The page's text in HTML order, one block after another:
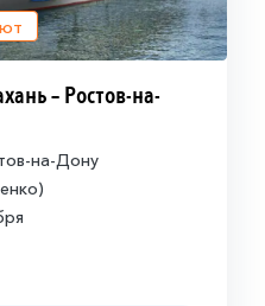
– Ростов-на-
на-Дону